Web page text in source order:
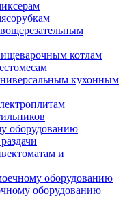
котлам
кухонным
оборудованию
и
оборудованию
оборудованию